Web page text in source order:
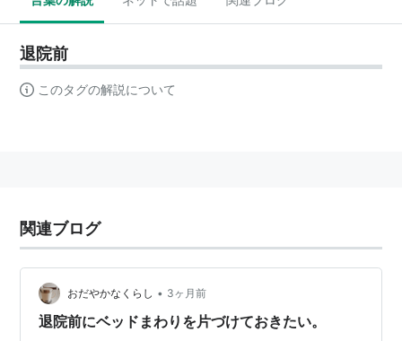
退院前
このタグの解説について
関連ブログ
おだやかなくらし • 3ヶ月前
退院前にベッドまわりを片づけておきたい。